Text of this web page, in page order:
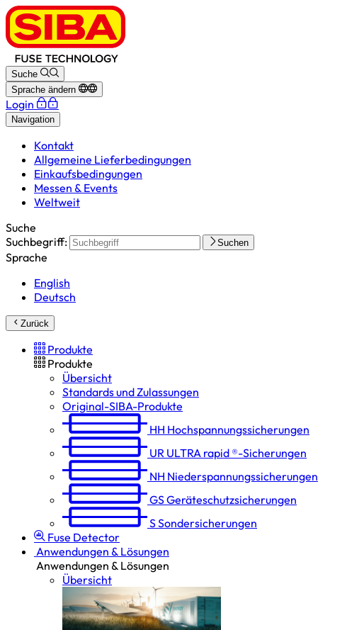
Suche
Sprache ändern
Login
Navigation
Kontakt
Allgemeine Lieferbedingungen
Einkaufsbedingungen
Messen & Events
Weltweit
Suche
Suchbegriff:
Suchen
Sprache
English
Deutsch
Zurück
Produkte
Produkte
Übersicht
Standards und Zulassungen
Original-SIBA-Produkte
HH Hochspannungs­sicherungen
UR ULTRA rapid ®-Sicherungen
NH Niederspannungs­sicherungen
GSGeräteschutz­sicherungen
SSondersicherungen
Fuse Detector
Anwendungen & Lösungen
Anwendungen & Lösungen
Übersicht